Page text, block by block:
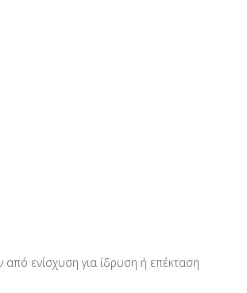
από ενίσχυση για ίδρυση ή επέκταση